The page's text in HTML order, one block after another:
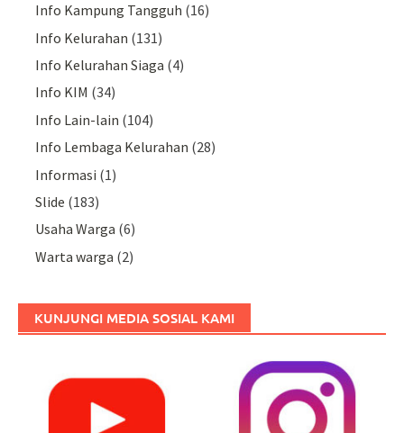
Info Kampung Tangguh (16)
Info Kelurahan (131)
Info Kelurahan Siaga (4)
Info KIM (34)
Info Lain-lain (104)
Info Lembaga Kelurahan (28)
Informasi (1)
Slide (183)
Usaha Warga (6)
Warta warga (2)
KUNJUNGI MEDIA SOSIAL KAMI